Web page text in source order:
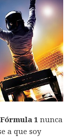
Fórmula 1 nunca
a que soy